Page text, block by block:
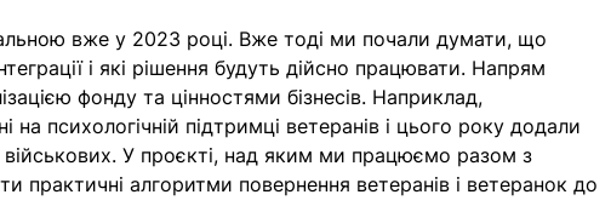
вже у 2023 році. Вже тоді ми почали думати, що
і які рішення будуть дійсно працювати. Напрям
фонду та цінностями бізнесів. Наприклад,
на психологічній підтримці ветеранів і цього року додали
У проєкті, над яким ми працюємо разом з
практичні алгоритми повернення ветеранів і ветеранок до